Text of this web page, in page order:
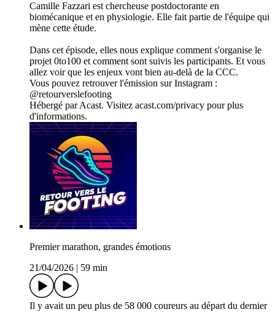
Camille Fazzari est chercheuse postdoctorante en
biomécanique et en physiologie. Elle fait partie de l'équipe qui
mène cette étude.
Dans cet épisode, elles nous explique comment s'organise le
projet 0to100 et comment sont suivis les participants. Et vous
allez voir que les enjeux vont bien au-delà de la CCC.
Vous pouvez retrouver l'émission sur Instagram :
@retourverslefooting
Hébergé par Acast. Visitez acast.com/privacy pour plus
d'informations.
Premier marathon, grandes émotions
21/04/2026
59 min
Il y avait un peu plus de 58 000 coureurs au départ du dernier